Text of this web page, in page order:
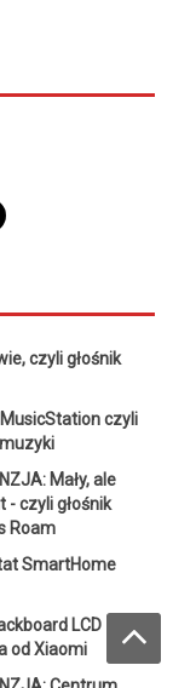
czyli głośnik
czyli
Mały, ale
- czyli głośnik
Roam
SmartHome
LCD - czyli
od Xiaomi